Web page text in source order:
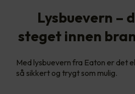
Lysbuevern –
steget innen
Med lysbuevern fra Eaton er det
så sikkert og trygt som mulig.